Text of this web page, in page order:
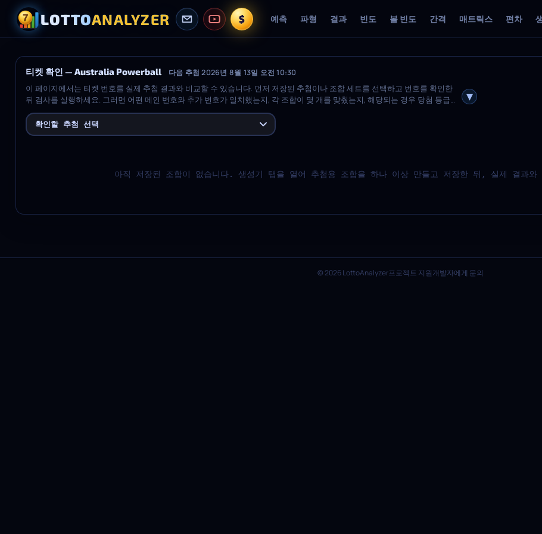
LOTTOANALYZER $ 예측 파형 결과 빈도 볼 빈도 간격 매트릭스 편차
티켓 확인 — Australia Powerball 다음 추첨 2026년 8월 13일 오전 10:30
이 페이지에서는 티켓 번호를 실제 추첨 결과와 비교할 수 있습니다. 먼저 저장된 추첨이나 조합 세트를 선택하고 번호를 확인한
뒤 검사를 실행하세요. 그러면 어떤 메인 번호와 추가 번호가 일치했는지, 각 조합이 몇 개를 맞췄는지, 해당되는 경우 당첨 등급은
무엇인지, 그리고 검사한 각 추첨의 요약을 볼 수 있습니다.
확인할 추첨 선택
아직 저장된 조합이 없습니다. 생성기 탭을 열어 추첨용 조합을 하나 이상 만들고 저장한 뒤, 실제 결과와
© 2026 LottoAnalyzer프로젝트 지원개발자에게 문의